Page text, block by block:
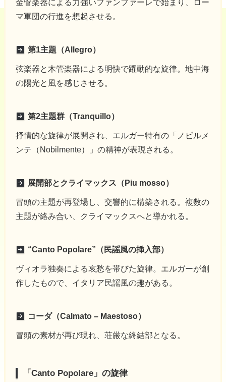
金管楽器による力強いファンファーレで始まり、ロー
マ軍団の行進を想起させる。
第1主題（Allegro）
弦楽器と木管楽器による明快で躍動的な旋律。地中海
の陽光と風を感じさせる。
第2主題群（Tranquillo）
抒情的な旋律が展開され、エルガー特有の「ノビルメ
ンテ（Nobilmente）」の精神が表現される。
展開部とクライマックス（Piu mosso）
冒頭の主題が再登場し、交響的に構築される。複数の
主題が絡み合い、クライマックスへと導かれる。
“Canto Popolare”（民謡風の挿入部）
ヴィオラ独奏による哀愁を帯びた旋律。エルガーが創
作したもので、イタリア民謡風の趣がある。
コーダ（Calmato – Maestoso）
冒頭の素材が再び現れ、荘厳な終結部となる。
「Canto Popolare」の旋律